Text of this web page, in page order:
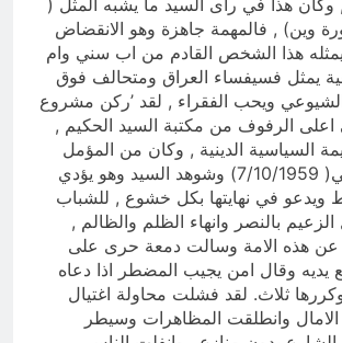
هذا في راى السيد ما يشبه المثل (
وين) , فالمهمة جاهزة وهو الانقضاض
هذا الشخص القادم من اب سني وام
يمثل فسيفساء العراق ومتحالف فوق
ويحب الفقراء , لقد ’ركن مشروع
اعلى الرفوف من مكتبة السيد الحكيم ,
السياسية الدينية , وكان من المؤمل
اغتيال الزعيم في( 7/10/1959) وشوهد السيد وهو يؤدي
ويدعو في نهايتها بكل خشوع , للشباب
الزعيم بالنصر وانهاء الظلم والظالم ,
عن هذه الامة وسالت دمعة حرى على
يديه وقال امن يجيب المضطر اذا دعاه
ثلاث. لقد فشلت محاولة اغتيال
وانطلقت المظاهرات وسيطر